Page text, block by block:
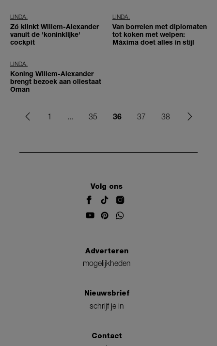
LINDA.
Zó klinkt Willem-Alexander
vanuit de 'koninklijke'
cockpit
LINDA.
Van borrelen met diplomaten
tot koken met welpen:
Máxima doet alles in stijl
LINDA.
Koning Willem-Alexander
brengt bezoek aan oliestaat
Oman
1 ... 35 36 37 38
Volg ons
Adverteren
mogelijkheden
Nieuwsbrief
schrijf je in
Contact